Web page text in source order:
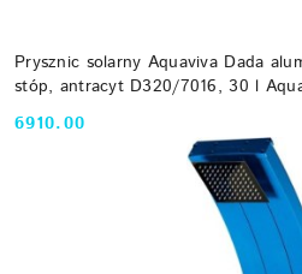
Prysznic solarny Aquaviva Dada
stóp, antracyt D320/7016, 30 l
Cena:
6910.00